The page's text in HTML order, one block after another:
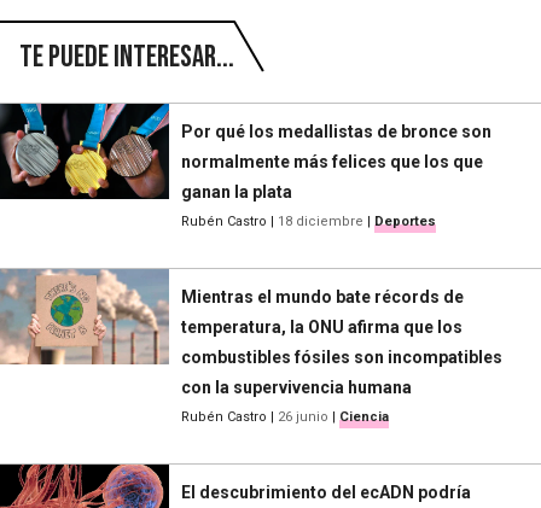
Te puede interesar...
Por qué los medallistas de bronce son
normalmente más felices que los que
ganan la plata
Rubén Castro 18 diciembre Deportes
Mientras el mundo bate récords de
temperatura, la ONU afirma que los
combustibles fósiles son incompatibles
con la supervivencia humana
Rubén Castro 26 junio Ciencia
El descubrimiento del ecADN podría